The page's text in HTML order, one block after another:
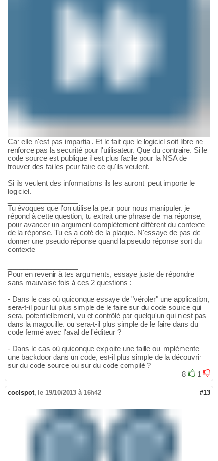
Car elle n'est pas impartial. Et le fait que le logiciel soit libre ne
renforce pas la securité pour l'utilisateur. Que du contraire. Si le
code source est publique il est plus facile pour la NSA de
trouver des failles pour faire ce qu'ils veulent.
Si ils veulent des informations ils les auront, peut importe le
logiciel.
Tu évoques que l'on utilise la peur pour nous manipuler, je
répond à cette question, tu extrait une phrase de ma réponse,
pour avancer un argument complètement différent du contexte
de la réponse. Tu es a coté de la plaque. N'essaye de pas de
donner une pseudo réponse quand la pseudo réponse sort du
contexte.
Pour en revenir à tes arguments, essaye juste de répondre
sans mauvaise fois à ces 2 questions :
- Dans le cas où quiconque essaye de "véroler" une application,
sera-t-il pour lui plus simple de le faire sur du code source qui
sera, potentiellement, vu et contrôlé par quelqu'un qui n'est pas
dans la magouille, ou sera-t-il plus simple de le faire dans du
code fermé avec l'aval de l'éditeur ?
- Dans le cas où quiconque exploite une faille ou implémente
une backdoor dans un code, est-il plus simple de la découvrir
sur du code source ou sur du code compilé ?
8
1
coolspot, le 19/10/2013 à 16h42 #13